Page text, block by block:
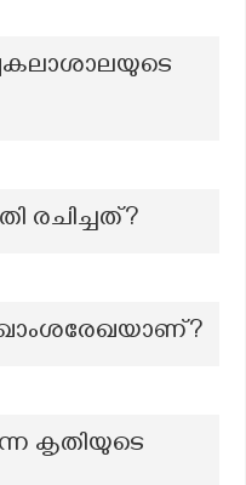
രചിച്ചത്?
കൃതിയുടെ